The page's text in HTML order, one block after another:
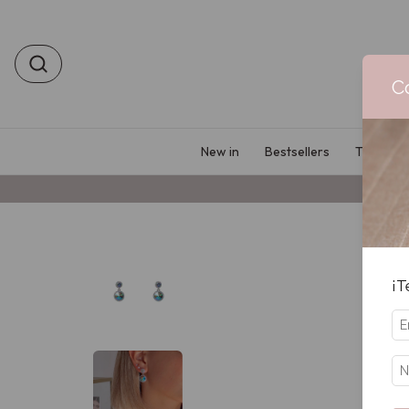
New in Bestsellers Tu